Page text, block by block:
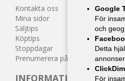
Kontakta oss
Mina sidor
Säljtips
Köptips
Stoppdagar
Prenumerera på tidningen
INFORMATION
Google
För
och
Detta
För